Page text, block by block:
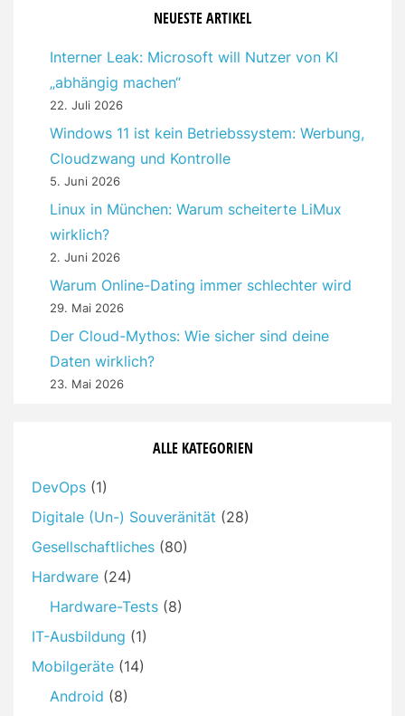
NEUESTE ARTIKEL
Interner Leak: Microsoft will Nutzer von KI
„abhängig machen“
22. Juli 2026
Windows 11 ist kein Betriebssystem: Werbung,
Cloudzwang und Kontrolle
5. Juni 2026
Linux in München: Warum scheiterte LiMux
wirklich?
2. Juni 2026
Warum Online-Dating immer schlechter wird
29. Mai 2026
Der Cloud-Mythos: Wie sicher sind deine
Daten wirklich?
23. Mai 2026
ALLE KATEGORIEN
DevOps (1)
Digitale (Un-) Souveränität (28)
Gesellschaftliches (80)
Hardware (24)
Hardware-Tests (8)
IT-Ausbildung (1)
Mobilgeräte (14)
Android (8)